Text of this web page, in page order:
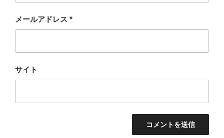
メールアドレス *
サイト